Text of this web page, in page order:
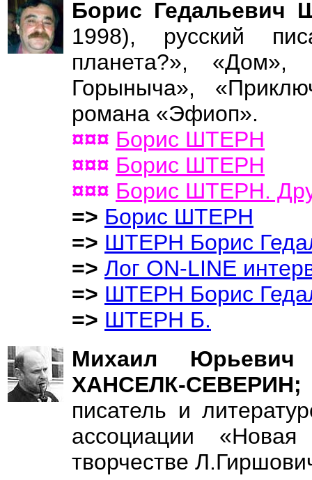
Борис
1998), русский
планета?»,
Горыныча»,
романа «Эфиоп».
¤¤¤ Борис ШТЕРН
¤¤¤ Борис ШТЕРН
¤¤¤ Борис ШТЕРН.
=> Борис ШТЕРН
=> ШТЕРН Борис
=> Лог ON-LINE
=> ШТЕРH Борис
=> ШТЕРН Б.
Михаил
ХАНСЕЛК-
писатель и
ассоциации
творчестве